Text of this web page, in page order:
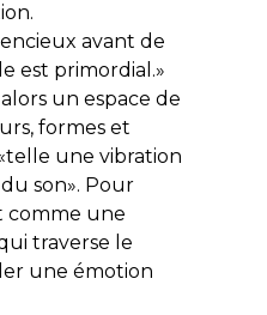
avant de
est primordial.»
un espace de
formes et
une vibration
son». Pour
comme une
traverse le
une émotion